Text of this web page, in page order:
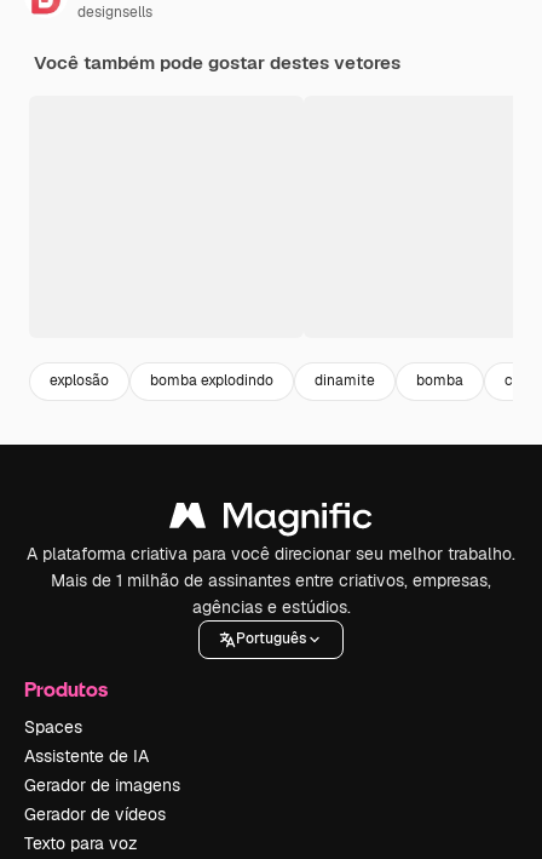
designsells
Você também pode gostar destes vetores
explosão bomba explodindo dinamite bomba
A plataforma criativa para você direcionar seu melhor trabalho.
Mais de 1 milhão de assinantes entre criativos, empresas,
agências e estúdios.
Português
Produtos
Spaces
Assistente de IA
Gerador de imagens
Gerador de vídeos
Texto para voz